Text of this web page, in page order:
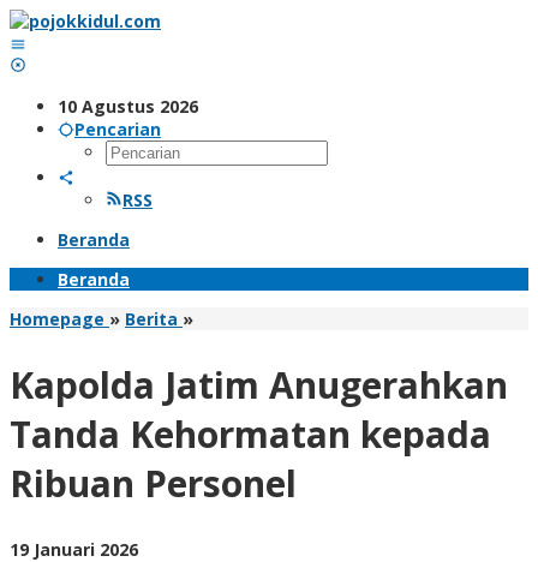
Lewati
ke
konten
10 Agustus 2026
Pencarian
RSS
Beranda
Beranda
Homepage » Berita »Kapolda
Tanda
kepada
Ribuan
Personel
Kapolda Jatim Anugerahkan
Tanda Kehormatan kepada
Ribuan Personel
19 Januari 2026oleh